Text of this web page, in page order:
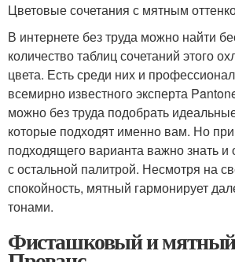
Цветовые сочетания с мятным
В интернете без труда можно найти
количество таблиц сочетаний этого
цвета. Есть среди них и
всемирно известного эксперта
можно без труда подобрать
которые подходят именно вам. Но
подходящего варианта важно знать и
с остальной палитрой. Несмотря на
спокойность, мятный гармонирует
тонами.
Фисташковый и мятный